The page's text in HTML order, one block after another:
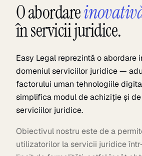
O abordare
în servicii juridice.
Easy Legal reprezintă o abordare
domeniul serviciilor juridice —
factorului uman tehnologiile
simplifica modul de achiziție și
serviciilor juridice.
Obiectivul nostru este de a
utilizatorilor la servicii juridice